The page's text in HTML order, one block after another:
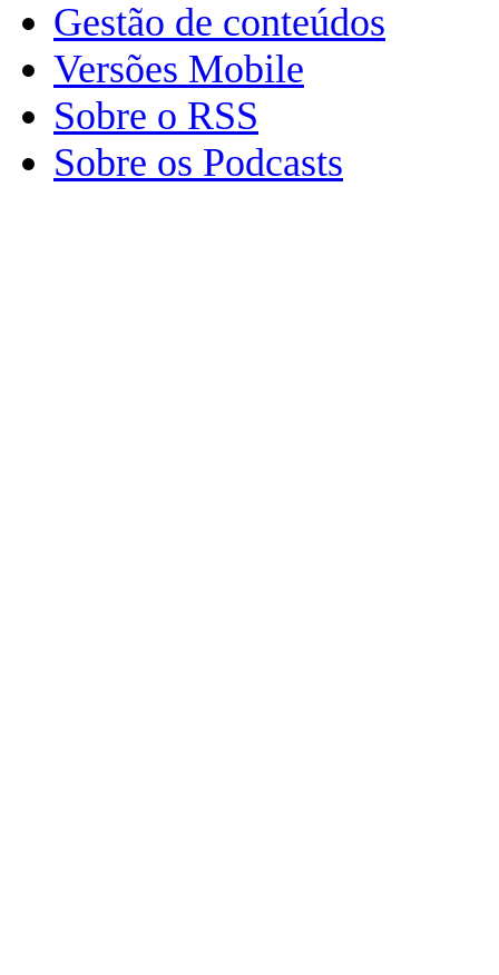
Gestão de conteúdos
Versões Mobile
Sobre o RSS
Sobre os Podcasts